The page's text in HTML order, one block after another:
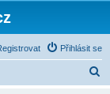
Přihlásit se